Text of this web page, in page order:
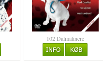
102 Dalmatinere